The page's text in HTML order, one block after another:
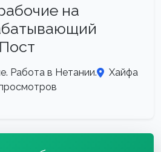
на
Работа в Нетании.
Хайфа